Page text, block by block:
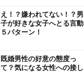
え！？嫌われてない！？男
子が好きな女子へとる言動
５パターン！
既婚男性の好意の態度っ
て？気になる女性への接し